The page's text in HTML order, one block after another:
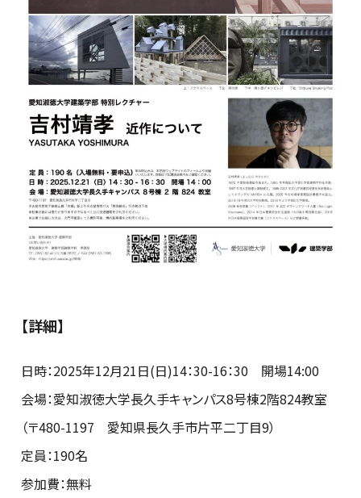
【詳細】
日時：2025年12月21日(日)14：30-16：30 開場14:00
会場：愛知淑徳大学長久手キャンパス8号棟2階824教室
（〒480-1197 愛知県長久手市片平二丁目9）
定員：190名
参加費：無料